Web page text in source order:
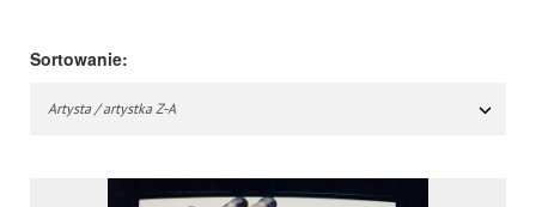
Sortowanie:
Artysta / artystka Z-A